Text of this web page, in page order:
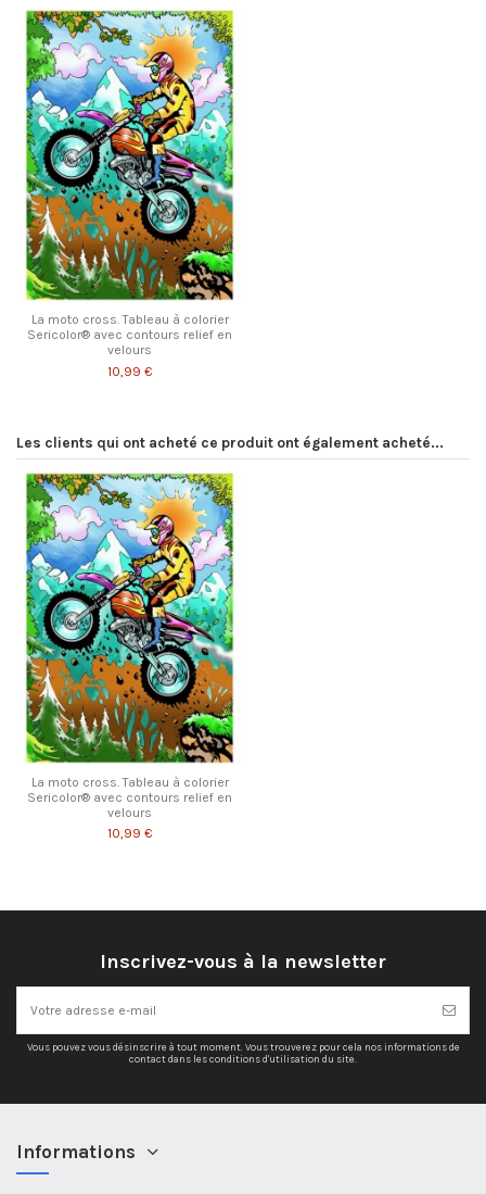
La moto cross. Tableau à colorier
Sericolor® avec contours relief en
velours
10,99 €
Les clients qui ont acheté ce produit ont également acheté...
La moto cross. Tableau à colorier
Sericolor® avec contours relief en
velours
10,99 €
Inscrivez-vous à la newsletter
Vous pouvez vous désinscrire à tout moment. Vous trouverez pour cela nos informations de
contact dans les conditions d'utilisation du site.
Informations